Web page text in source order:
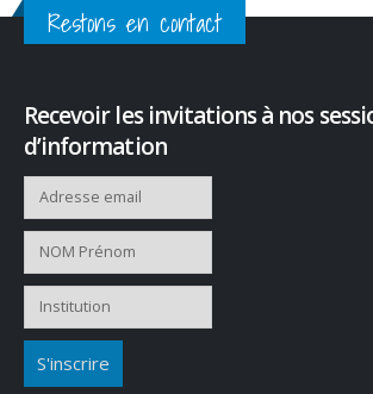
Restons en contact
Recevoir les invitations à nos
d’information